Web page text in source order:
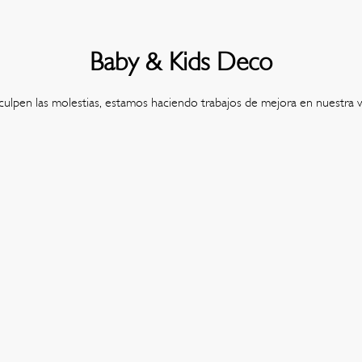
Baby & Kids Deco
las molestias, estamos haciendo trabajos de mejora en nuestra